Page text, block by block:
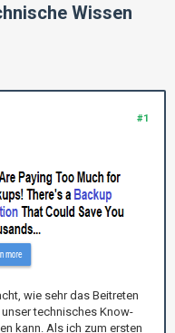
Wissen
#1
wie sehr das Beitreten
technisches Know-
kann. Als ich zum ersten